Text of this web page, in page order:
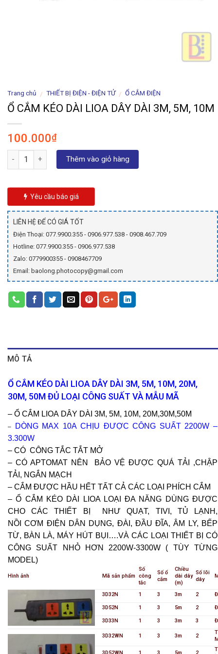
Trang chủ / THIẾT BỊ ĐIỆN - ĐIỆN TỬ / Ổ CẮM ĐIỆN
Ổ CẮM KÉO DÀI LIOA DÂY DÀI 3M, 5M, 10M
100.000₫
Số lượng Thêm vào giỏ hàng
Yêu cầu báo giá
LIÊN HỆ ĐỂ CÓ GIÁ TỐT
Điện Thoại: 077.9900.355 - 0906.977.538 - 0908.467.709
Hotline: 077.9900.355 - 0906.977.538
Zalo: 0779900355 - 0908467709
Email: baolong.photocopy@gmail.com
MÔ TẢ
Ổ CẮM KÉO DÀI LIOA DÂY DÀI 3M, 5M, 10M, 20M,
30M, 50M ĐỦ LOẠI CÔNG SUẤT VÀ MẪU MÃ
– Ổ CẮM LIOA DÂY DÀI 3M, 5M, 10M, 20M,30M,50M
–
DÒNG MAX 10A CHỊU ĐƯỢC CÔNG SUẤT 2200W –
3.300W
– CÓ CÔNG TẮC TẮT MỞ
– CÓ APTOMAT NÊN BẢO VỆ ĐƯỢC QUÁ TẢI ,CHẬP
TẢI, NGẮN MẠCH
– CẮM ĐƯỢC HẦU HẾT TẤT CẢ CÁC LOẠI PHÍCH CẮM
– Ổ CẮM KÉO DÀI LIOA LOẠI ĐA NĂNG DÙNG ĐƯỢC
CHO CÁC THIẾT BỊ NHƯ QUẠT, TIVI, TỦ LẠNH,
NỒI CƠM ĐIỆN DÂN DỤNG, ĐÀI, ĐẦU ĐĨA, ÂM LY, BẾP
TỪ, BÀN LÀ, MÁY HÚT BỤI….VÀ CÁC LOẠI THIẾT BỊ CÓ
CÔNG SUẤT NHỎ HƠN 2200W-3300W ( TÙY TỪNG
MODEL)
Hình ảnh Mã sản phẩm
Số
công
tắc
Số ổ
cắm
Chiều
dài dây
(m)
Số lõi
dây
3D32N 1 3 3m 2
3D52N 1 3 5m 2
3D33N 1 3 3m 3
3D32WN 1 3 3m 2
3D52WN 1 3 5m 2